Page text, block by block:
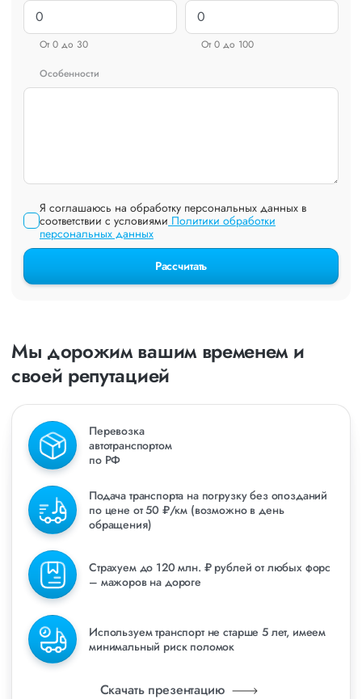
От 0 до 30
От 0 до 100
Особенности
Я соглашаюсь на обработку персональных данных в
соответствии с условиями Политики обработки
персональных данных
Рассчитать
Мы дорожим вашим временем и
своей репутацией
Перевозка
автотранспортом
по РФ
Подача транспорта на погрузку без опозданий
по цене от 50 ₽/км (возможно в день
обращения)
Страхуем до 120 млн. ₽ рублей от любых форс
– мажоров на дороге
Используем транспорт не старше 5 лет, имеем
минимальный риск поломок
Скачать презентацию